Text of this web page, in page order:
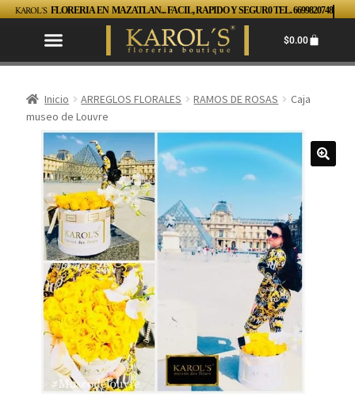
KAROL´S FLORERIA EN MAZATLAN... FACIL, RAPIDO Y SEGUR0 TEL. 6699820748
$0.00
Inicio ARREGLOS FLORALES RAMOS DE ROSAS
Caja
museo de Louvre